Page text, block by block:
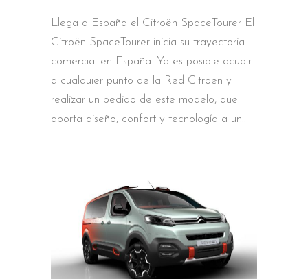
Llega a España el Citroën SpaceTourer El
Citroën SpaceTourer inicia su trayectoria
comercial en España. Ya es posible acudir
a cualquier punto de la Red Citroën y
realizar un pedido de este modelo, que
aporta diseño, confort y tecnología a un